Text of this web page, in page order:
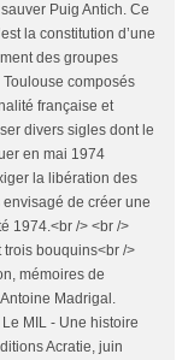
Puig Antich. Ce
la constitution d’une
des groupes
composés
française et
divers sigles dont le
en mai 1974
la libération des
de créer une
1974.<br /> <br />
trois bouquins<br />
mémoires de
Madrigal.
MIL - Une histoire
Acratie, juin